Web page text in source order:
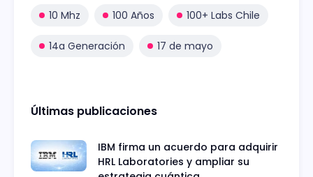
10 Mhz 100 Años 100+ Labs Chile
14a Generación 17 de mayo
Últimas publicaciones
IBM firma un acuerdo para adquirir
HRL Laboratories y ampliar su